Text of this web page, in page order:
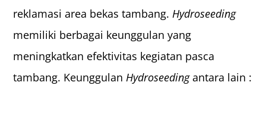
reklamasi area bekas tambang.Hydroseeding
memiliki berbagai keunggulan yang
meningkatkan efektivitas kegiatan pasca
tambang. KeunggulanHydroseedingantara lain :